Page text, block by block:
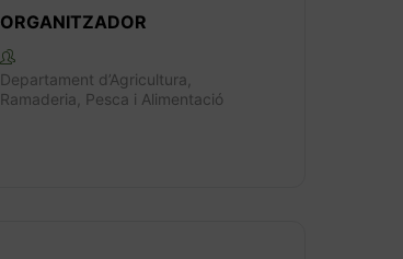
ORGANITZADOR
Departament d’Agricultura,
Ramaderia, Pesca i Alimentació